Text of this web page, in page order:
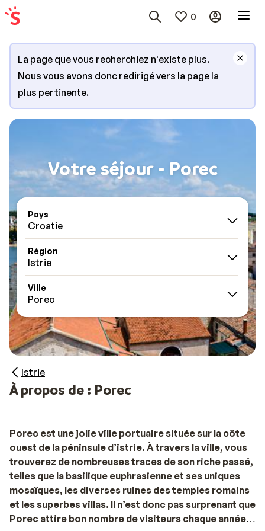
0
La page que vous recherchiez n'existe plus.
Nous vous avons donc redirigé vers la page la
plus pertinente.
Votre séjour - Porec
Pays
Croatie
Région
Istrie
Ville
Porec
Istrie
À propos de : Porec
Porec est une jolie ville portuaire située sur la côte
ouest de la péninsule d’istrie. À travers la ville, vous
trouverez de nombreuses traces de son riche passé,
telles que la basilique euphrasienne et ses uniques
mosaïques, les diverses ruines des temples romains
et les superbes villas. Il n’est donc pas surprenant que
Porec attire bon nombre de visiteurs chaque année.